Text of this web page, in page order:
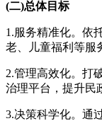
(二)总体目标
1.服务精准化。依
老、儿童福利等服
2.管理高效化。打
治理平台，提升民
3.决策科学化。通